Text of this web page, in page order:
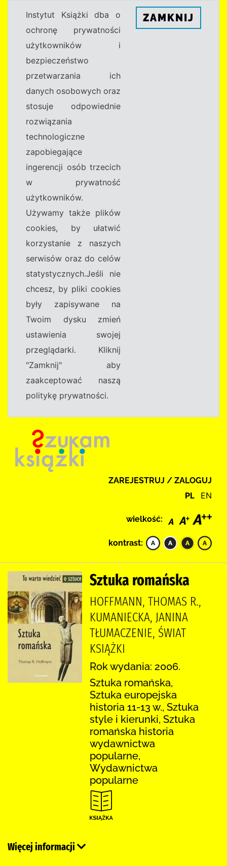
Instytut Książki dba o
ochronę prywatności
użytkowników i
bezpieczeństwo
przetwarzania ich
danych osobowych oraz
stosuje odpowiednie
rozwiązania
technologiczne
zapobiegające
ingerencji osób trzecich
w prywatność
użytkowników.
Używamy także plików
cookies, by ułatwić
korzystanie z naszych
serwisów oraz do celów
statystycznych.Jeśli nie
chcesz, by pliki cookies
były zapisywane na
Twoim dysku zmień
ustawienia swojej
przeglądarki. Kliknij
"Zamknij" aby
zaakceptować naszą
politykę prywatności.
ZAMKNIJ
ZAREJESTRUJ / ZALOGUJ
PL EN
wielkość:
kontrast:
Sztuka romańska
HOFFMANN, THOMAS R.,
KUMANIECKA, JANINA
TŁUMACZENIE, ŚWIAT
KSIĄŻKI
Rok wydania: 2006.
Sztuka romańska,
Sztuka europejska
historia 11-13 w., Sztuka
style i kierunki, Sztuka
romańska historia
wydawnictwa
popularne,
Wydawnictwa
popularne
Więcej informacji